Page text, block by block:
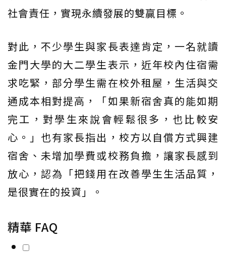
社會責任，實現永續發展的雙贏目標。
對此，不少學生與家長表達肯定，一名就讀
金門大學的大二學生表示，近年校內住宿需
求吃緊，部分學生需在校外租屋，生活與交
通成本相對提高，「如果新宿舍真的能如期
完工，對學生來說會輕鬆很多，也比較安
心。」也有家長指出，校方以自償方式興建
宿舍、未增加學費或校務負擔，讓家長感到
放心，認為「把錢用在改善學生生活品質，
是很實在的投資」。
精華 FAQ